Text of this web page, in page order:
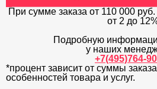
При сумме заказа от 110 000 руб.
от 2 до
Подробную
у наших
+7(495)764-
*процент зависит от суммы
особенностей товара и услуг.